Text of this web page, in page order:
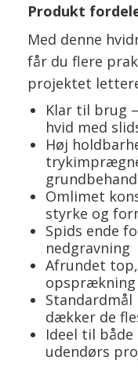
Produkt
Med denne
får du flere
projektet
Klar til brug
hvid med
Høj
Omlimet
styrke og
Spids ende
nedgravning
Afrundet
opsprækning
Standardmål
dækker de
Ideel til
udendørs